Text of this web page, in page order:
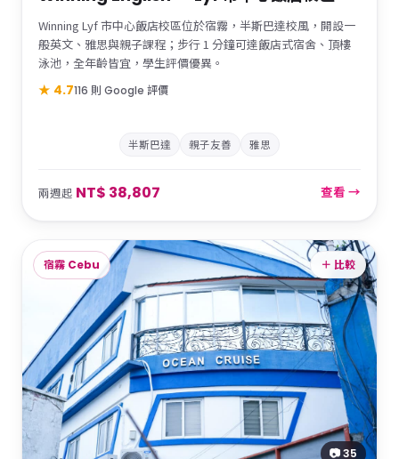
Winning Lyf 市中心飯店校區位於宿霧，半斯巴達校風，開設一
般英文、雅思與親子課程；步行 1 分鐘可達飯店式宿舍、頂樓
泳池，全年齡皆宜，學生評價優異。
★ 4.7116 則 Google 評價
半斯巴達 親子友善 雅思
兩週起 NT$ 38,807 查看 →
宿霧 Cebu
📷 35
＋ 比較